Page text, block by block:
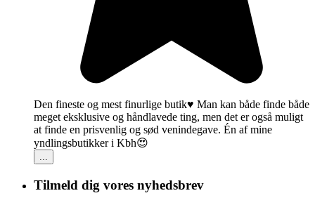
Den fineste og mest finurlige butik♥️ Man kan både finde både
meget eksklusive og håndlavede ting, men det er også muligt
at finde en prisvenlig og sød venindegave. Én af mine
yndlingsbutikker i Kbh😍
Tilmeld dig vores nyhedsbrev